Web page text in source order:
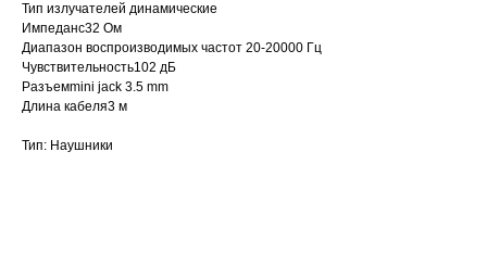
Тип излучателей динамические
Импеданс32 Ом
Диапазон воспроизводимых частот 20-20000 Гц
Чувствительность102 дБ
Разъемmini jack 3.5 mm
Длина кабеля3 м
Тип: Наушники